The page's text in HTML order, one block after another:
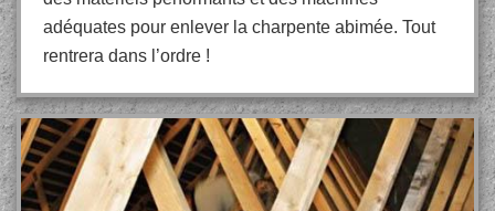
adéquates pour enlever la charpente abimée. Tout
rentrera dans l’ordre !